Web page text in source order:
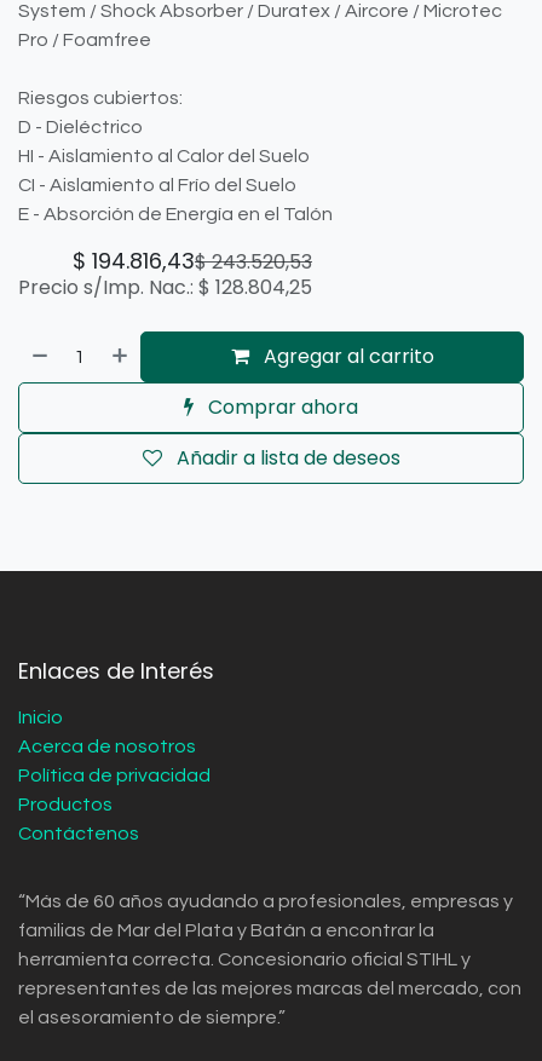
System / Shock Absorber / Duratex / Aircore / Microtec
Pro / Foamfree
Riesgos cubiertos:
D - Dieléctrico
HI - Aislamiento al Calor del Suelo
CI - Aislamiento al Frío del Suelo
E - Absorción de Energía en el Talón
$ 194.816,43$243.520,53
Precio s/Imp. Nac.: $ 128.804,25
Agregar al carrito
Comprar ahora
Añadir a lista de deseos
Enlaces de Interés
Inicio
Acerca de nosotros
Política de privacidad
Productos
Contáctenos
“Más de 60 años ayudando a profesionales, empresas y
familias de Mar del Plata y Batán a encontrar la
herramienta correcta. Concesionario oficial STIHL y
representantes de las mejores marcas del mercado, con
el asesoramiento de siempre.”